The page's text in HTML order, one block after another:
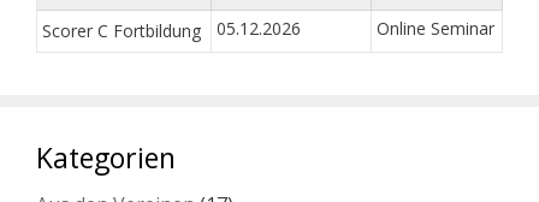
Scorer C Fortbildung 05.12.2026 Online Seminar
Kategorien